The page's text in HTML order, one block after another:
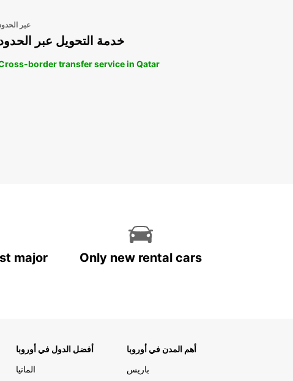
عبر
خدمة التحويل عبر
border transfer service in Qatar
major
Only new rental cars
أفضل الدول في أوروبا
المانيا
أهم المدن في أوروبا
باريس